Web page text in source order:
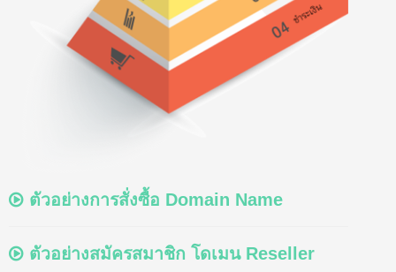
ตัวอย่างการสั่งซื้อ Domain Name
ตัวอย่างสมัครสมาชิก โดเมน Reseller